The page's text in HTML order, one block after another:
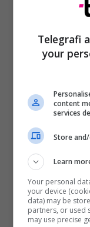
Telegrafi
your
content
services
Store
Learn
Your personal
your device
data) may be
partners, or used
may use precise